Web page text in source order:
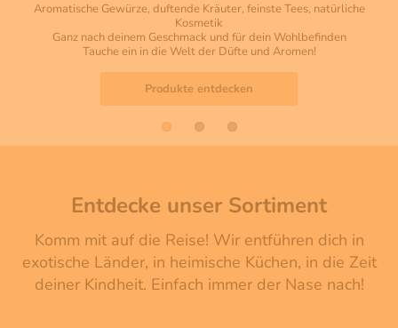
Aromatische Gewürze, duftende Kräuter, feinste Tees, natürliche
Kosmetik
Ganz nach deinem Geschmack und für dein Wohlbefinden
Tauche ein in die Welt der Düfte und Aromen!
Produkte entdecken
Produkte entdecken
Produkte entdecken
Entdecke unser Sortiment
Komm mit auf die Reise! Wir entführen dich in
exotische Länder, in heimische Küchen, in die Zeit
deiner Kindheit. Einfach immer der Nase nach!